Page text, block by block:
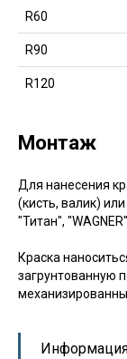
R60
R90
R120
Монтаж
Для нанесения
(кисть, валик)
"Титан",
Краска
загрунтованную
Информация